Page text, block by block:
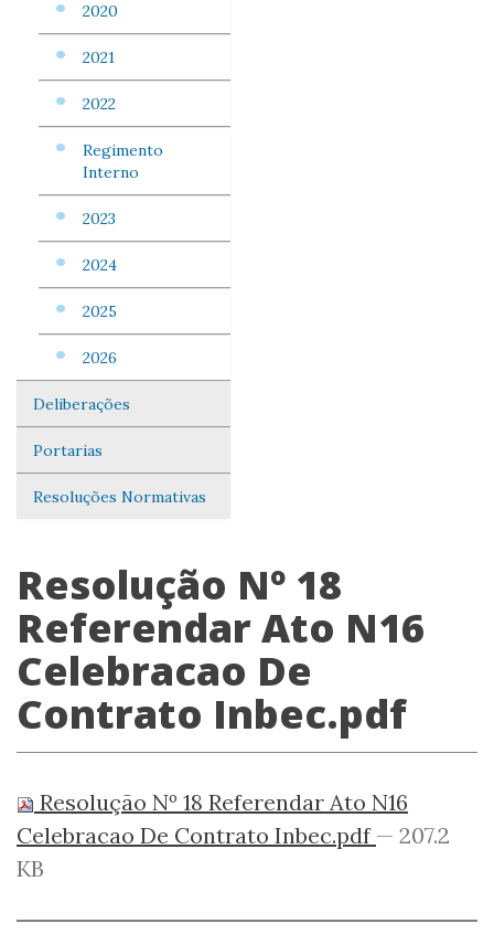
2020
2021
2022
Regimento
Interno
2023
2024
2025
2026
Deliberações
Portarias
Resoluções Normativas
Resolução Nº 18
Referendar Ato N16
Celebracao De
Contrato Inbec.pdf
Resolução Nº 18 Referendar Ato N16
Celebracao De Contrato Inbec.pdf — 207.2
KB